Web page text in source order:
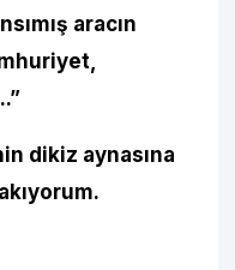
aracın
dikiz aynasına